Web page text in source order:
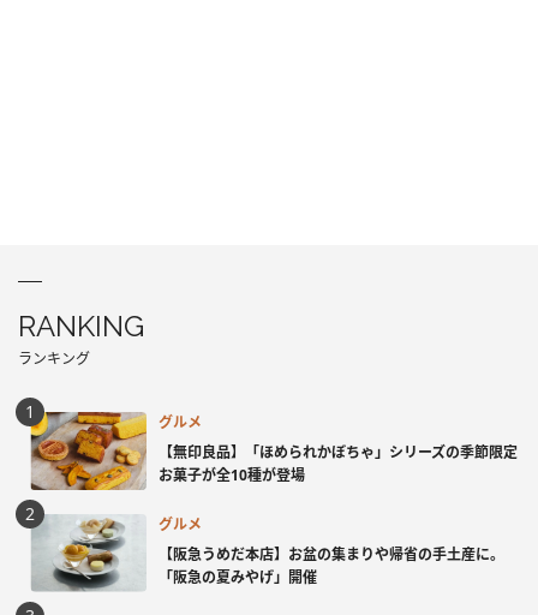
RANKING
ランキング
グルメ
【無印良品】「ほめられかぼちゃ」シリーズの季節限定
お菓子が全10種が登場
グルメ
【阪急うめだ本店】お盆の集まりや帰省の手土産に。
「阪急の夏みやげ」開催